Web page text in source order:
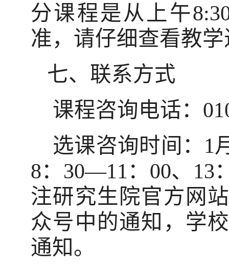
分课程是从上午
准，请仔细查看教
七、联系方式
课程咨询电话：
选课咨询时间： 1
8： 30—11 ： 00、 13
注研究生院官方网
众号中的通知，学
通知。